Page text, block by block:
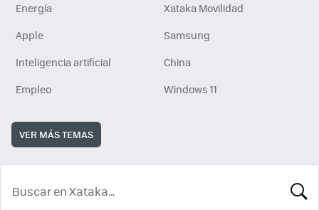
Energía
Xataka Movilidad
Apple
Samsung
Inteligencia artificial
China
Empleo
Windows 11
VER MÁS TEMAS